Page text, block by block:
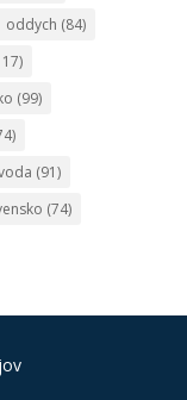
oddych (84)
(99)
(91)
(74)